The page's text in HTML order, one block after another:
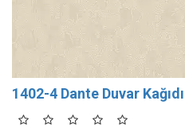
1402-4 Dante Duvar Kağıdı